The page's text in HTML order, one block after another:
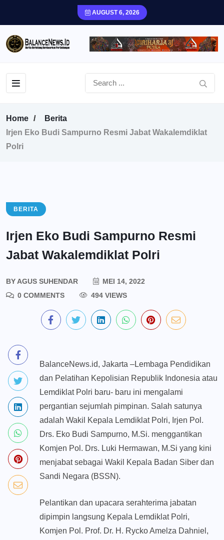
AUGUST 6, 2026
Home
Berita
Irjen Eko Budi Sampurno Resmi Jabat Wakalemdiklat
Polri
BERITA
Irjen Eko Budi Sampurno Resmi
Jabat Wakalemdiklat Polri
BYAGUS SUHENDAR
MEI 14, 2022
0 COMMENTS
494 VIEWS
BalanceNews.id, Jakarta –Lembaga Pendidikan
dan Pelatihan Kepolisian Republik Indonesia atau
Lemdiklat Polri baru- baru ini mengalami
pergantian sejumlah pimpinan. Salah satunya
adalah Wakil Kepala Lemdiklat Polri, Irjen Pol.
Drs. Eko Budi Sampurno, M.Si. menggantikan
Komjen Pol. Drs. Luki Hermawan, M.Si yang kini
menjabat sebagai Wakil Kepala Badan Siber dan
Sandi Negara (BSSN).
Pelantikan dan upacara serahterima jabatan
dipimpin langsung Kepala Lemdiklat Polri,
Komjen Pol. Prof. Dr. H. Rycko Amelza Dahniel,